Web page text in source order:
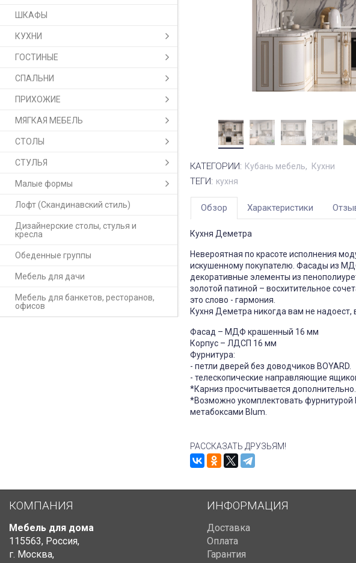
ШКАФЫ
КУХНИ
ГОСТИНЫЕ
СПАЛЬНИ
ПРИХОЖИЕ
МЯГКАЯ МЕБЕЛЬ
СТОЛЫ
СТУЛЬЯ
Малые формы
Лофт (Скандинавский стиль)
Дизайнерские столы, стулья и
кресла
Обеденные группы
Мебель для дачи
Мебель для банкетов, ресторанов,
офисов
КАТЕГОРИИ: Кубань мебель Кухни
ТЕГИ: кухня
Обзор Характеристики
Кухня Деметра
Невероятная по красоте исполнения
искушенному покупателю. Фасады из
декоративные элементы из
золотой патиной – восхитительное
это слово - гармония.
Кухня Деметра никогда вам не
Фасад – МДФ крашенный 16 мм
Корпус – ЛДСП 16 мм
Фурнитура:
- петли дверей без доводчиков BOYARD.
- телескопические направляющие
*Карниз просчитывается дополнительно.
*Возможно укомплектовать фурнитурой
метабоксами Blum.
РАССКАЗАТЬ ДРУЗЬЯМ!
КОМПАНИЯ
Мебель для дома
115563, Россия,
г. Москва,
ИНФОРМАЦИЯ
Доставка
Оплата
Гарантия